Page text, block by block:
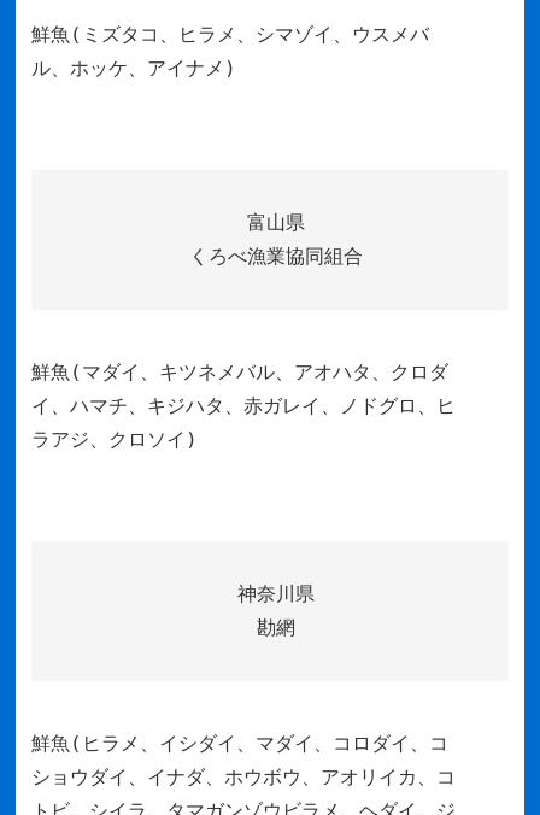
鮮魚(ミズタコ、ヒラメ、シマゾイ、ウスメバ
ル、ホッケ、アイナメ)
富山県
くろべ漁業協同組合
鮮魚(マダイ、キツネメバル、アオハタ、クロダ
イ、ハマチ、キジハタ、赤ガレイ、ノドグロ、ヒ
ラアジ、クロソイ)
神奈川県
勘網
鮮魚(ヒラメ、イシダイ、マダイ、コロダイ、コ
ショウダイ、イナダ、ホウボウ、アオリイカ、コ